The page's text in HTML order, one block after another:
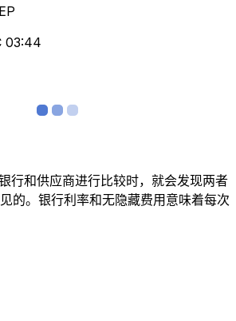
03:44
行和供应商进行比较时，就会发现两者
的。银行利率和无隐藏费用意味着每次